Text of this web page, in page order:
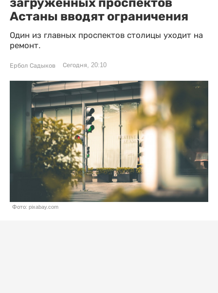
Астаны вводят ограничения
Один из главных проспектов столицы уходит на
ремонт.
Ербол Садыков Сегодня, 20:10
Фото: pixabay.com